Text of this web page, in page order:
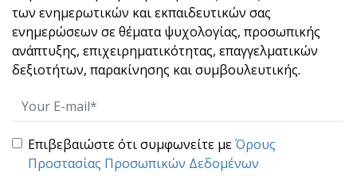
Τα χαρακτηριστικά των ανθρώπων που έχουν
ψυχική ανθεκτικότητα
των ενημερωτικών και εκπαιδευτικών σας
ενημερώσεων σε θέματα ψυχολογίας, προσωπικής
ανάπτυξης, επιχειρηματικότητας, επαγγελματικών
δεξιοτήτων, παρακίνησης και συμβουλευτικής.
Επιβεβαιώστε ότι συμφωνείτε μεΌρους
Προστασίας Προσωπικών Δεδομένων